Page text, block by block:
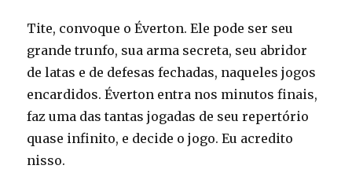
Tite, convoque o Éverton. Ele pode ser seu
grande trunfo, sua arma secreta, seu abridor
de latas e de defesas fechadas, naqueles jogos
encardidos. Éverton entra nos minutos finais,
faz uma das tantas jogadas de seu repertório
quase infinito, e decide o jogo. Eu acredito
nisso.